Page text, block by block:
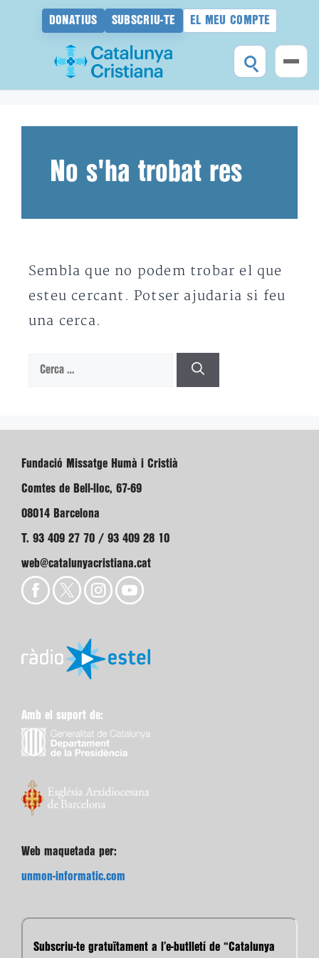
DONATIUS SUBSCRIU-TE EL MEU COMPTE
No s'ha trobat res
Sembla que no podem trobar el que
esteu cercant. Potser ajudaria si feu
una cerca.
Cerca:
Fundació Missatge Humà i Cristià
Comtes de Bell-lloc, 67-69
08014 Barcelona
T. 93 409 27 70 / 93 409 28 10
web@catalunyacristiana.cat
Amb el suport de:
Web maquetada per:
unmon-informatic.com
Subscriu-te gratuïtament a l’e-butlletí de “Catalunya